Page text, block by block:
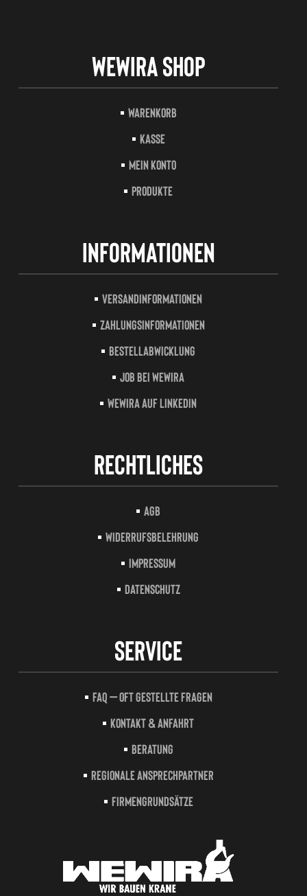
Wewira Shop
Warenkorb
Kasse
Mein Konto
Produkte
Informationen
Versandinformationen
Zahlungsinformationen
Bestellabwicklung
Job bei Wewira
Wewira auf LinkedIn
Rechtliches
AGB
Widerrufsbelehrung
Impressum
Datenschutz
Service
FAQ – Oft gestellte Fragen
Kontakt & Anfahrt
Beratung
Regionale Ansprechpartner
Firmengrundsätze